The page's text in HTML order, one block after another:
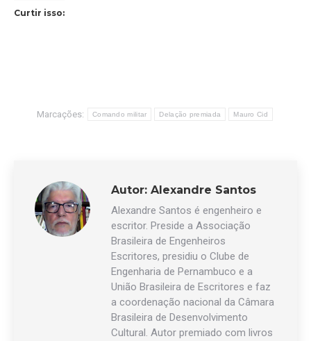
Curtir isso:
Marcações: Comando militar Delação premiada Mauro Cid
Autor: Alexandre Santos
Alexandre Santos é engenheiro e
escritor. Preside a Associação
Brasileira de Engenheiros
Escritores, presidiu o Clube de
Engenharia de Pernambuco e a
União Brasileira de Escritores e faz
a coordenação nacional da Câmara
Brasileira de Desenvolvimento
Cultural. Autor premiado com livros